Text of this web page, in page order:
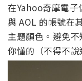
在Yahoo奇摩電
與 AOL 的帳號在
主題顏色。避免
你懂的（不得不